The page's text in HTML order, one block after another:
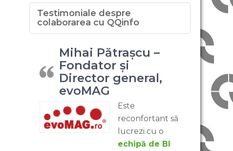
Testimoniale despre
colaborarea cu QQinfo
Mihai Pătrașcu –
Fondator și
Director general,
evoMAG
Este
reconfortant să
lucrezi cu o
echipă de BI